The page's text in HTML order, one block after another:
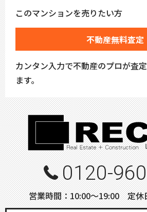
このマンションを売りたい方
不動産無料査定
カンタン入力で不動産のプロが査
ます。
0120-
営業時間：10:00〜19:00 定休